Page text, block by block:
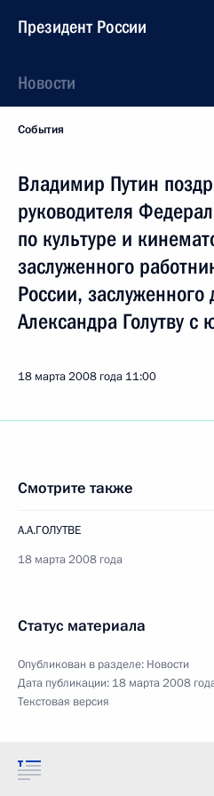
Президент России
Новости
События
Владимир Путин
руководителя
по культуре и
заслуженного
России, заслуженного
Александра Голутву с
18 марта 2008 года 11:00
Смотрите также
А.А.ГОЛУТВЕ
18 марта 2008 года
Статус материала
Опубликован в разделе: Новости
Дата публикации: 18 марта 2008
Текстовая версия